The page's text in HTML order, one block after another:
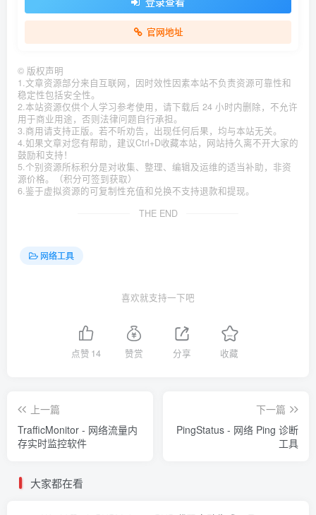
官网地址
© 版权声明
1.文章资源部分来自互联网，因时效性因素本站不负责资源可靠性和
稳定性包括安全性。
2.本站资源仅供个人学习参考使用，请下载后 24 小时内删除，不允许
用于商业用途，否则法律问题自行承担。
3.商用请支持正版。若不听劝告，出现任何后果，均与本站无关。
4.如果文章对您有帮助，建议Ctrl+D收藏本站，网站持久离不开大家的
鼓励和支持！
5.个别资源所标积分是对收集、整理、编辑及运维的适当补助，非资
源价格。（积分可签到获取）
6.鉴于虚拟资源的可复制性充值和兑换不支持退款和提现。
THE END
网络工具
喜欢就支持一下吧
点赞 14 赞赏 分享 收藏
上一篇
TrafficMonitor - 网络流量内
存实时监控软件
下一篇
PingStatus - 网络 Ping 诊断
工具
大家都在看